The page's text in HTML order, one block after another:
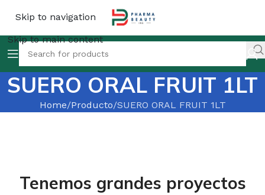
Skip to navigation
Skip to main content
SUERO ORAL FRUIT 1LT
Home Producto SUERO ORAL FRUIT 1LT
Tenemos grandes proyectos